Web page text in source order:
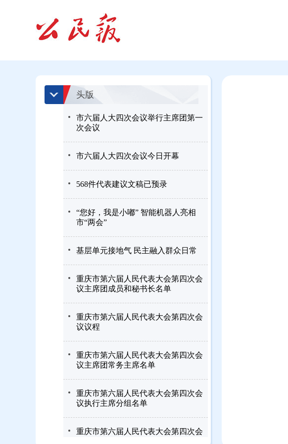
头版
市六届人大四次会议举行主席团第一
次会议
市六届人大四次会议今日开幕
568件代表建议文稿已预录
“您好，我是小嘟” 智能机器人亮相
市“两会”
基层单元接地气 民主融入群众日常
重庆市第六届人民代表大会第四次会
议主席团成员和秘书长名单
重庆市第六届人民代表大会第四次会
议议程
重庆市第六届人民代表大会第四次会
议主席团常务主席名单
重庆市第六届人民代表大会第四次会
议执行主席分组名单
重庆市第六届人民代表大会第四次会